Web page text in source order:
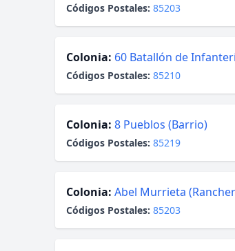
Códigos Postales: 85203
Colonia: 60 Batallón de
Códigos Postales: 85210
Colonia: 8 Pueblos (Barrio)
Códigos Postales: 85219
Colonia: Abel Murrieta
Códigos Postales: 85203